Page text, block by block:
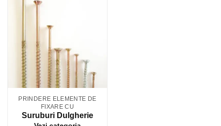
PRINDERE ELEMENTE DE
FIXARE CU
Suruburi Dulgherie